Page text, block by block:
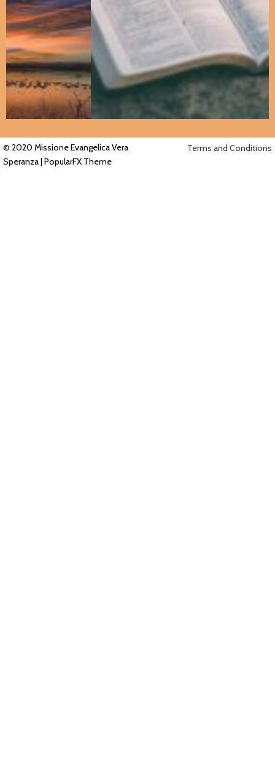
© 2020 Missione Evangelica Vera
Speranza | PopularFX Theme
Terms and Conditions